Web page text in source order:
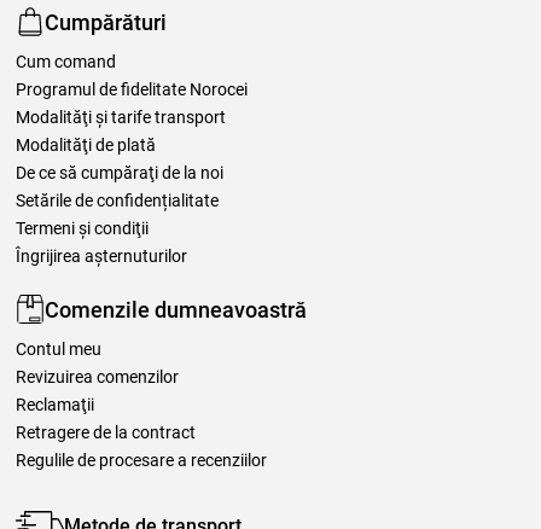
Cumpărături
Cum comand
Programul de fidelitate Norocei
Modalităţi şi tarife transport
Modalităţi de plată
De ce să cumpăraţi de la noi
Setările de confidențialitate
Termeni şi condiţii
Îngrijirea așternuturilor
Comenzile dumneavoastră
Contul meu
Revizuirea comenzilor
Reclamaţii
Retragere de la contract
Regulile de procesare a recenziilor